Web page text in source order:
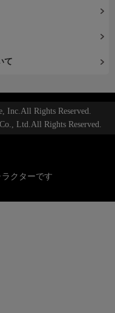
て
Inc.All Rights Reserved.
Ltd.All Rights Reserved.
クターです